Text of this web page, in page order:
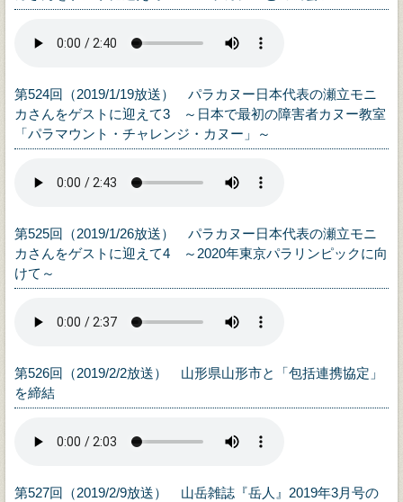
第524回（2019/1/19放送） パラカヌー日本代表の瀬立モニ
カさんをゲストに迎えて3 ～日本で最初の障害者カヌー教室
「パラマウント・チャレンジ・カヌー」～
第525回（2019/1/26放送） パラカヌー日本代表の瀬立モニ
カさんをゲストに迎えて4 ～2020年東京パラリンピックに向
けて～
第526回（2019/2/2放送） 山形県山形市と「包括連携協定」
を締結
第527回（2019/2/9放送） 山岳雑誌『岳人』2019年3月号の